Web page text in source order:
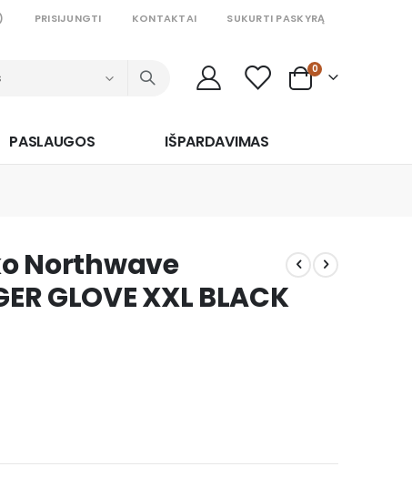
) PRISIJUNGTI KONTAKTAI SUKURTI PASKYRĄ
Cart
0prekės
PASLAUGOS IŠPARDAVIMAS
Northwave
GLOVE XXL BLACK